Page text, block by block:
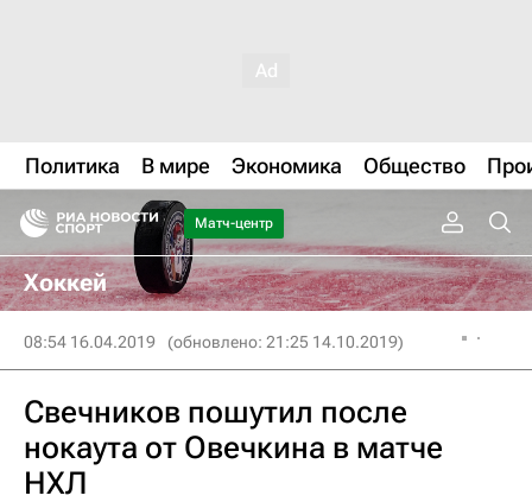
Политика В мире Экономика Общество
Матч-центр
Хоккей
08:54 16.04.2019 (обновлено: 21:25 14.10.2019)
Свечников пошутил после
нокаута от Овечкина в матче
НХЛ